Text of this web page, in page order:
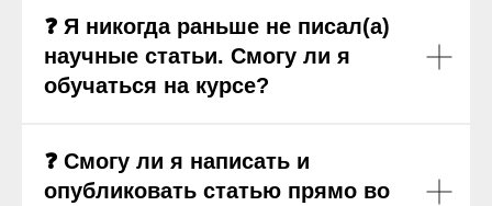
❓ Я никогда раньше не писал(а)
научные статьи. Смогу ли я
обучаться на курсе?
❓ Смогу ли я написать и
опубликовать статью прямо во